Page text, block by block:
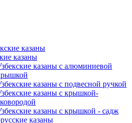
казаны
казаны с алюминиевой
казаны с подвесной ручкой
казаны с крышкой-
казаны с крышкой - садж